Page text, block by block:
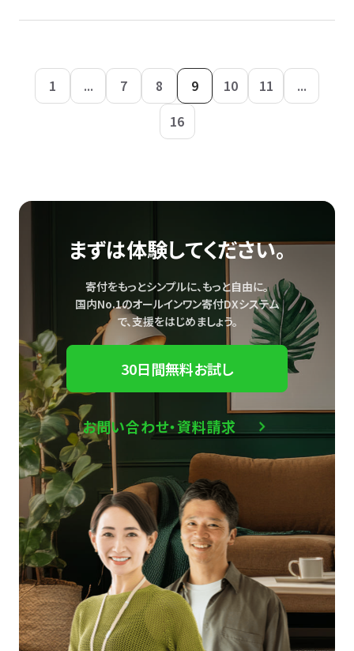
1 ... 7 8 9 10 11
...
16
まずは体験してください。
寄付をもっとシンプルに、もっと自由に。
国内No.1のオールインワン寄付DXシステム
で、支援をはじめましょう。
30日間無料お試し
お問い合わせ・資料請求